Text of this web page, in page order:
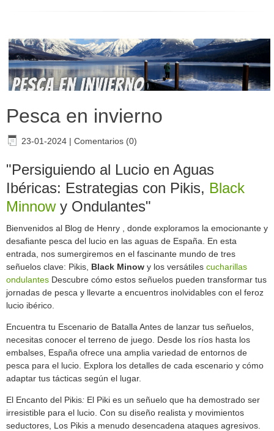
Pesca en invierno
23-01-2024 | Comentarios (0)
"Persiguiendo al Lucio en Aguas
Ibéricas: Estrategias con Pikis, Black
Minnowy Ondulantes"
Bienvenidos al Blog de Henry , donde exploramos la emocionante y
desafiante pesca del lucio en las aguas de España. En esta
entrada, nos sumergiremos en el fascinante mundo de tres
señuelos clave: Pikis, Black Minow y los versátiles cucharillas
ondulantes Descubre cómo estos señuelos pueden transformar tus
jornadas de pesca y llevarte a encuentros inolvidables con el feroz
lucio ibérico.
Encuentra tu Escenario de Batalla Antes de lanzar tus señuelos,
necesitas conocer el terreno de juego. Desde los ríos hasta los
embalses, España ofrece una amplia variedad de entornos de
pesca para el lucio. Explora los detalles de cada escenario y cómo
adaptar tus tácticas según el lugar.
El Encanto del Pikis: El Piki es un señuelo que ha demostrado ser
irresistible para el lucio. Con su diseño realista y movimientos
seductores, Los Pikis a menudo desencadena ataques agresivos.